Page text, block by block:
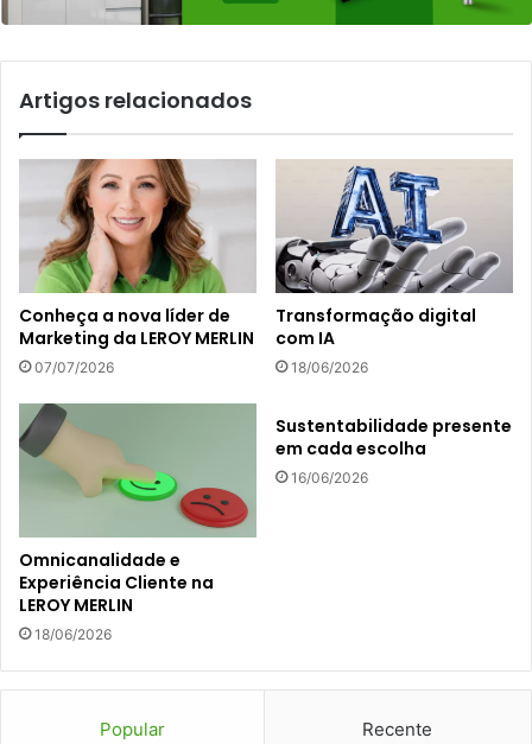
Artigos relacionados
Conheça a nova líder de
Marketing da LEROY MERLIN
07/07/2026
Transformação digital
com IA
18/06/2026
Omnicanalidade e
Experiência Cliente na
LEROY MERLIN
18/06/2026
Sustentabilidade presente
em cada escolha
16/06/2026
Popular Recente